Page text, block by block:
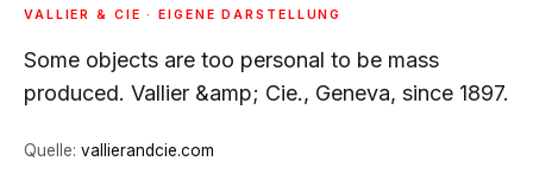
VALLIER & CIE · EIGENE DARSTELLUNG
Some objects are too personal to be mass
produced. Vallier &amp; Cie., Geneva, since 1897.
Quelle: vallierandcie.com